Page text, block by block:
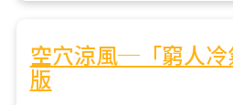
空穴涼風─「窮人冷
版